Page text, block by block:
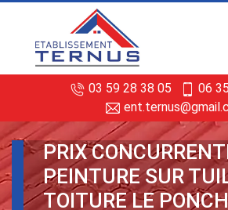
03 59 28 38 05
06
PRIX
PEINTURE SUR
TOITURE LE